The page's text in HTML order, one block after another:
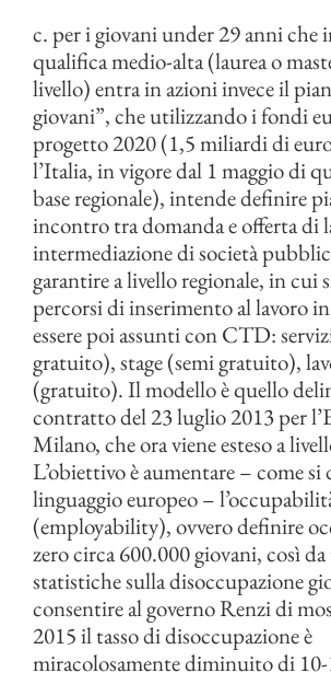
c. per i giovani under 29 anni che
qualifica medio-alta (laurea o
livello) entra in azioni invece il
giovani”, che utilizzando i fondi
progetto 2020 (1,5 miliardi di
l’Italia, in vigore dal 1 maggio di
base regionale), intende definire
incontro tra domanda e offerta di
intermediazione di società
garantire a livello regionale, in cui
percorsi di inserimento al lavoro
essere poi assunti con CTD:
gratuito), stage (semi gratuito),
(gratuito). Il modello è quello
contratto del 23 luglio 2013 per
Milano, che ora viene esteso a
L’obiettivo è aumentare – come si
linguaggio europeo –
(employability), ovvero definire
zero circa 600.000 giovani, così
statistiche sulla disoccupazione
consentire al governo Renzi di
2015 il tasso di disoccupazione è
miracolosamente diminuito di